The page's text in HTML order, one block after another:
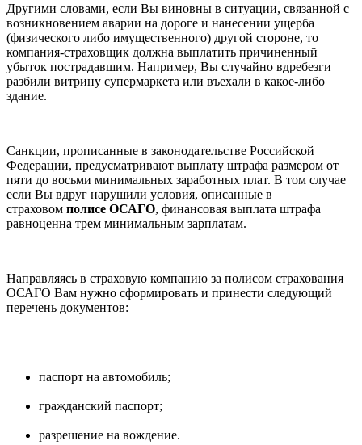
Другими словами, если Вы виновны в ситуации, связанной с
возникновением аварии на дороге и нанесении ущерба
(физического либо имущественного) другой стороне, то
компания-страховщик должна выплатить причиненный
убыток пострадавшим. Например, Вы случайно вдребезги
разбили витрину супермаркета или въехали в какое-либо
здание.
Санкции, прописанные в законодательстве Российской
Федерации, предусматривают выплату штрафа размером от
пяти до восьми минимальных заработных плат. В том случае
если Вы вдруг нарушили условия, описанные в
страховом полисе ОСАГО, финансовая выплата штрафа
равноценна трем минимальным зарплатам.
Направляясь в страховую компанию за полисом страхования
ОСАГО Вам нужно сформировать и принести следующий
перечень документов:
паспорт на автомобиль;
гражданский паспорт;
разрешение на вождение.